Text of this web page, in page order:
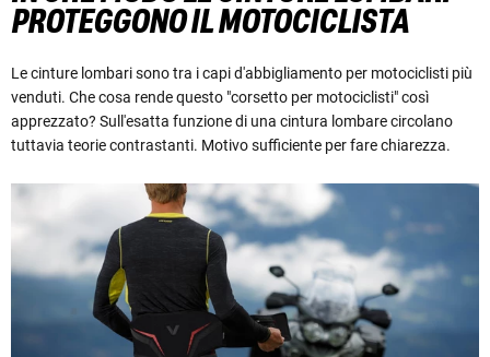
PROTEGGONO IL MOTOCICLISTA
Le cinture lombari sono tra i capi d'abbigliamento per motociclisti più
venduti. Che cosa rende questo "corsetto per motociclisti" così
apprezzato? Sull'esatta funzione di una cintura lombare circolano
tuttavia teorie contrastanti. Motivo sufficiente per fare chiarezza.